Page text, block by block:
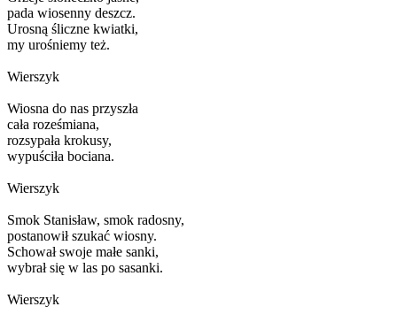
pada wiosenny deszcz.
Urosną śliczne kwiatki,
my urośniemy też.
Wierszyk
Wiosna do nas przyszła
cała roześmiana,
rozsypała krokusy,
wypuściła bociana.
Wierszyk
Smok Stanisław, smok radosny,
postanowił szukać wiosny.
Schował swoje małe sanki,
wybrał się w las po sasanki.
Wierszyk